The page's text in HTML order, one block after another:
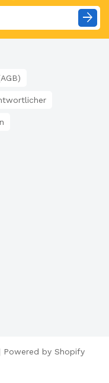
arrow_forward
by Shopify